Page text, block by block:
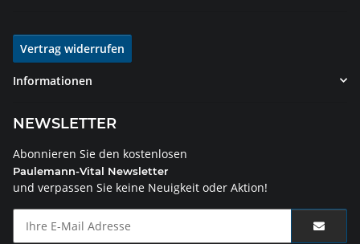
Vertrag widerrufen
Informationen
NEWSLETTER
Abonnieren Sie den kostenlosen
Paulemann-Vital Newsletter
und verpassen Sie keine Neuigkeit oder Aktion!